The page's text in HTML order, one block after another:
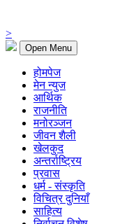
>
Open Menu
होमपेज
मेन न्युज
आर्थिक
राजनीति
मनोरञ्जन
जीवन शैली
खेलकुद
अन्तर्राष्ट्रिय
प्रवास
धर्म - संस्कृति
विचित्र दुनियाँ
साहित्य